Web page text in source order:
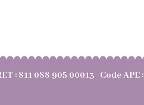
: 811 088 905 00013 Code APE :